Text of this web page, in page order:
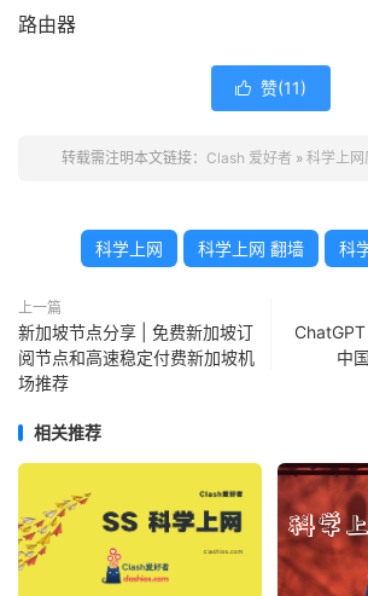
路由器
 赞(11)
转载需注明本文链接： Clash 爱好者 » 科学上网
科学上网 科学上网 翻墙 科
上一篇
新加坡节点分享 | 免费新加坡订
阅节点和高速稳定付费新加坡机
场推荐
ChatGPT
中
相关推荐